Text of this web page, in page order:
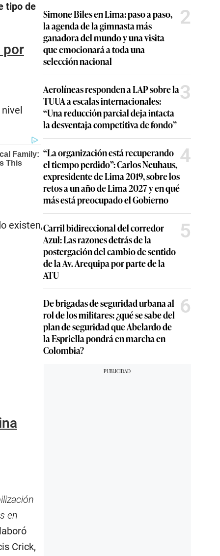
tipo de
por
existen,
en
Crick,
Simone Biles en Lima: paso a paso,
la agenda de la gimnasta más
ganadora del mundo y una visita
que emocionará a toda una
selección nacional
2
Aerolíneas responden a LAP sobre la
TUUA a escalas internacionales:
“Una reducción parcial deja intacta
la desventaja competitiva de fondo”
3
“La organización está recuperando
el tiempo perdido”: Carlos Neuhaus,
expresidente de Lima 2019, sobre los
retos a un año de Lima 2027 y en qué
más está preocupado el Gobierno
4
Carril bidireccional del corredor
Azul: Las razones detrás de la
postergación del cambio de sentido
de la Av. Arequipa por parte de la
ATU
5
De brigadas de seguridad urbana al
rol de los militares: ¿qué se sabe del
plan de seguridad que Abelardo de
la Espriella pondrá en marcha en
Colombia?
6